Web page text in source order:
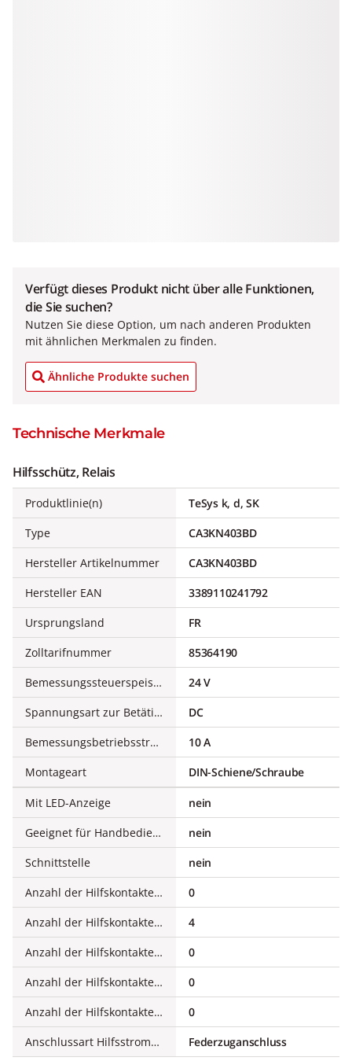
Verfügt dieses Produkt nicht über alle Funktionen,
die Sie suchen?
Nutzen Sie diese Option, um nach anderen Produkten
mit ähnlichen Merkmalen zu finden.
Ähnliche Produkte suchen
Technische Merkmale
Hilfsschütz, Relais
Produktlinie(n)
TeSys k, d, SK
Type
CA3KN403BD
Hersteller Artikelnummer
CA3KN403BD
Hersteller EAN
3389110241792
Ursprungsland
FR
Zolltarifnummer
85364190
Bemessungssteuerspeisespannung DC
24 V
Spannungsart zur Betätigung
DC
Bemessungsbetriebsstrom Ie, 400 V
10 A
Montageart
DIN-Schiene/Schraube
Mit LED-Anzeige
nein
Geeignet für Handbedienung
nein
Schnittstelle
nein
Anzahl der Hilfskontakte als Öffner
0
Anzahl der Hilfskontakte als Schließer
4
Anzahl der Hilfskontakte als Öffner, verzögert schaltend
0
Anzahl der Hilfskontakte als Schließer, voreilend
0
Anzahl der Hilfskontakte als Wechsler
0
Anschlussart Hilfsstromkreis
Federzuganschluss